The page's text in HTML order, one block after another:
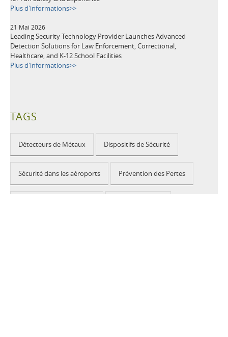
Plus d'informations>>
21 Mai 2026
Leading Security Technology Provider Launches Advanced
Detection Solutions for Law Enforcement, Correctional,
Healthcare, and K-12 School Facilities
Plus d'informations>>
TAGS
Détecteurs de Métaux Dispositifs de Sécurité
Sécurité dans les aéroports Prévention des Pertes